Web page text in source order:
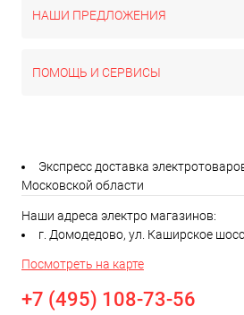
НАШИ ПРЕДЛОЖЕНИЯ
ПОМОЩЬ И СЕРВИСЫ
Экспресс доставка
Московской области
Наши адреса электро магазинов:
г. Домодедово, ул. Каширское
Посмотреть на карте
+7 (495) 108-73-56